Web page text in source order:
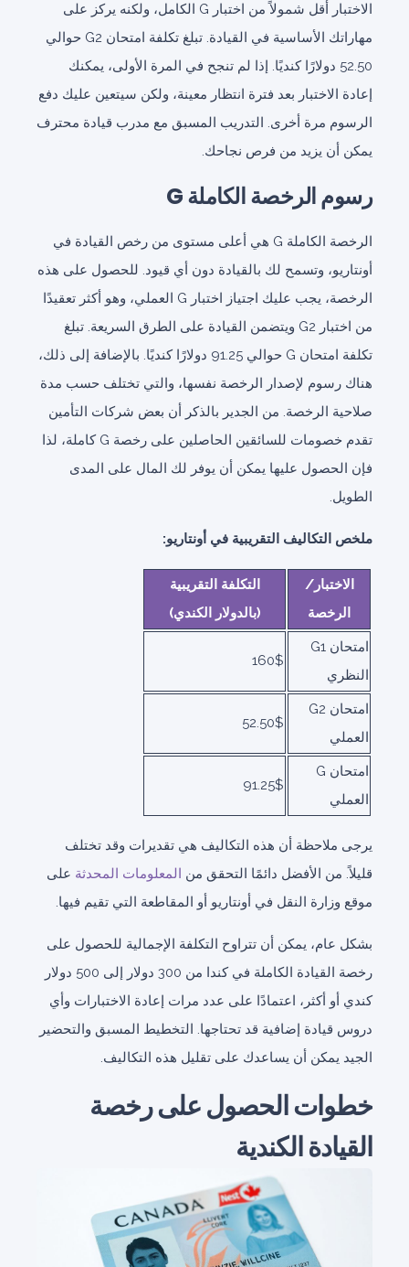
الاختبار أقل شمولاً من اختبار G الكامل، ولكنه يركز على
مهاراتك الأساسية في القيادة. تبلغ تكلفة امتحان G2 حوالي
52.50 دولارًا كنديًا. إذا لم تنجح في المرة الأولى، يمكنك
إعادة الاختبار بعد فترة انتظار معينة، ولكن سيتعين عليك دفع
الرسوم مرة أخرى. التدريب المسبق مع مدرب قيادة محترف
يمكن أن يزيد من فرص نجاحك.
رسوم الرخصة الكاملة G
الرخصة الكاملة G هي أعلى مستوى من رخص القيادة في
أونتاريو، وتسمح لك بالقيادة دون أي قيود. للحصول على هذه
الرخصة، يجب عليك اجتياز اختبار G العملي، وهو أكثر تعقيدًا
من اختبار G2 ويتضمن القيادة على الطرق السريعة. تبلغ
تكلفة امتحان G حوالي 91.25 دولارًا كنديًا. بالإضافة إلى ذلك،
هناك رسوم لإصدار الرخصة نفسها، والتي تختلف حسب مدة
صلاحية الرخصة. من الجدير بالذكر أن بعض شركات التأمين
تقدم خصومات للسائقين الحاصلين على رخصة G كاملة، لذا
فإن الحصول عليها يمكن أن يوفر لك المال على المدى
الطويل.
ملخص التكاليف التقريبية في أونتاريو:
الاختبار/
الرخصة
التكلفة التقريبية
(بالدولار الكندي)
امتحان G1
النظري
160$
امتحان G2
العملي
52.50$
امتحان G
العملي
91.25$
يرجى ملاحظة أن هذه التكاليف هي تقديرات وقد تختلف
قليلاً. من الأفضل دائمًا التحقق من المعلومات المحدثة على
موقع وزارة النقل في أونتاريو أو المقاطعة التي تقيم فيها.
بشكل عام، يمكن أن تتراوح التكلفة الإجمالية للحصول على
رخصة القيادة الكاملة في كندا من 300 دولار إلى 500 دولار
كندي أو أكثر، اعتمادًا على عدد مرات إعادة الاختبارات وأي
دروس قيادة إضافية قد تحتاجها. التخطيط المسبق والتحضير
الجيد يمكن أن يساعدك على تقليل هذه التكاليف.
خطوات الحصول على رخصة
القيادة الكندية